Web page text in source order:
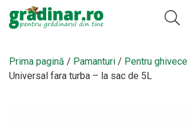
Prima pagină / Pamanturi / Pentru ghivece
Universal fara turba – la sac de 5L